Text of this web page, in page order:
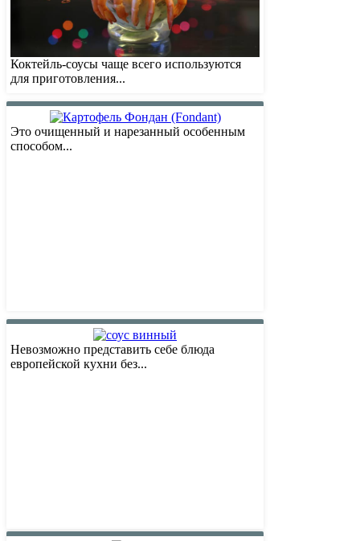
Коктейль-соусы чаще всего используются
для приготовления...
Это очищенный и нарезанный особенным
способом...
Невозможно представить себе блюда
европейской кухни без...